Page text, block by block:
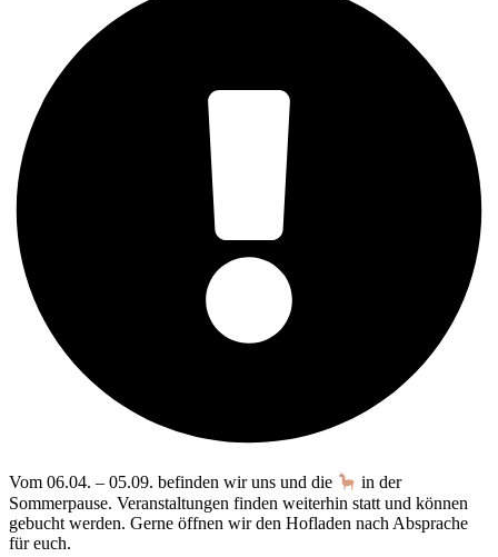
Vom 06.04. – 05.09. befinden wir uns und die
in der
Sommerpause. Veranstaltungen finden weiterhin statt und können
gebucht werden. Gerne öffnen wir den Hofladen nach Absprache
für euch.